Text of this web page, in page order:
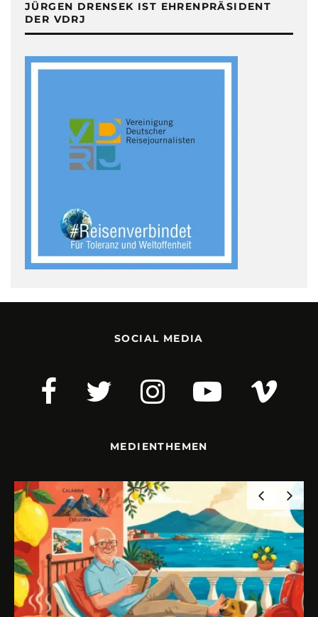
JÜRGEN DRENSEK IST EHRENPRÄSIDENT
DER VDRJ
SOCIAL MEDIA
MEDIENTHEMEN